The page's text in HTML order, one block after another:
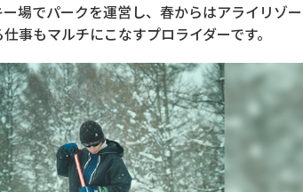
場でパークを運営し、春からはアライリゾ
事もマルチにこなすプロライダーです。